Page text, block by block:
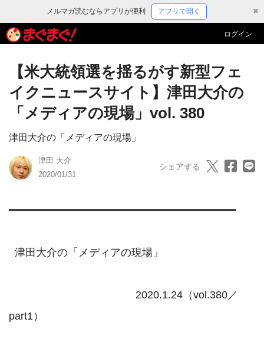
メルマガ読むならアプリが便利 アプリで開く ✖
ログイン
【米大統領選を揺るがす新型フェ
イクニュースサイト】津田大介の
「メディアの現場」vol. 380
津田大介の「メディアの現場」
津田 大介
2020/01/31
シェアする
━━━━━━━━━━━━━━━━━━━━━━━━━━━━━━━━━━━
part1）